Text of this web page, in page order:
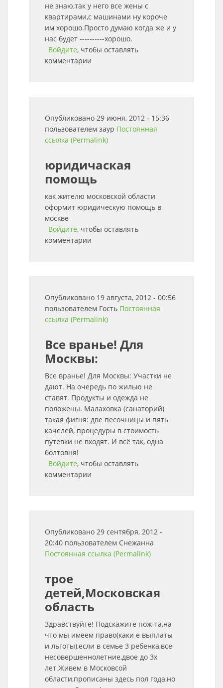
не знаю,так у него все жены с
квартирами,с машинами ну короче
им хорошо.Просто думаю когда же и у
нас будет ----------хорошо.
Войдите, чтобы оставлять
комментарии
Опубликовано 29 июня, 2012 - 15:36
пользователем заур Постоянная
ссылка (Permalink)
юридичаская
помощь
как жителю московской области
оформит юридическую помощь в
москве
Войдите, чтобы оставлять
комментарии
Опубликовано 19 августа, 2012 - 00:56
пользователем Гость Постоянная
ссылка (Permalink)
Все вранье! Для
Москвы:
Все вранье! Для Москвы: Участки не
дают. На очередь по жилью не
ставят. Продукты и одежда не
положены. Малаховка (санаторий)
такая фигня: две песочницы и пять
качелей, процедуры в стоимость
путевки не входят. И всё так, одна
болтовня!
Войдите, чтобы оставлять
комментарии
Опубликовано 29 сентября, 2012 -
20:40 пользователем Снежанна
Постоянная ссылка (Permalink)
трое
детей,Московская
область
Здравствуйте! Подскажите пож-та,на
что мы имеем право(каки е выплаты
и льготы),если в семье 3 ребенка,все
несовершеннолетние,двое до 3х
лет.Живем в Московсой
области,прописаны здесь пол года,но